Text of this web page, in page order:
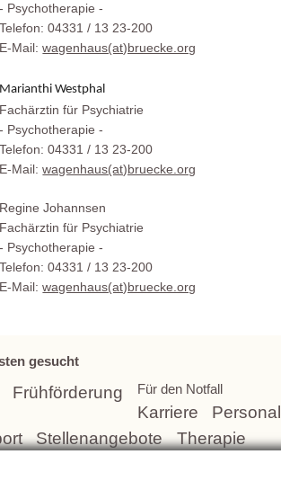
- Psychotherapie -
Telefon: 04331 / 13 23-200
E-Mail:wagenhaus(at)bruecke.org
Marianthi Westphal
Fachärztin für Psychiatrie
- Psychotherapie -
Telefon: 04331 / 13 23-200
E-Mail:wagenhaus(at)bruecke.org
Regine Johannsen
Fachärztin für Psychiatrie
- Psychotherapie -
Telefon: 04331 / 13 23-200
E-Mail:wagenhaus(at)bruecke.org
gesucht
Frühförderung Für den Notfall
Karriere
Personal
Stellenangebote
Therapie